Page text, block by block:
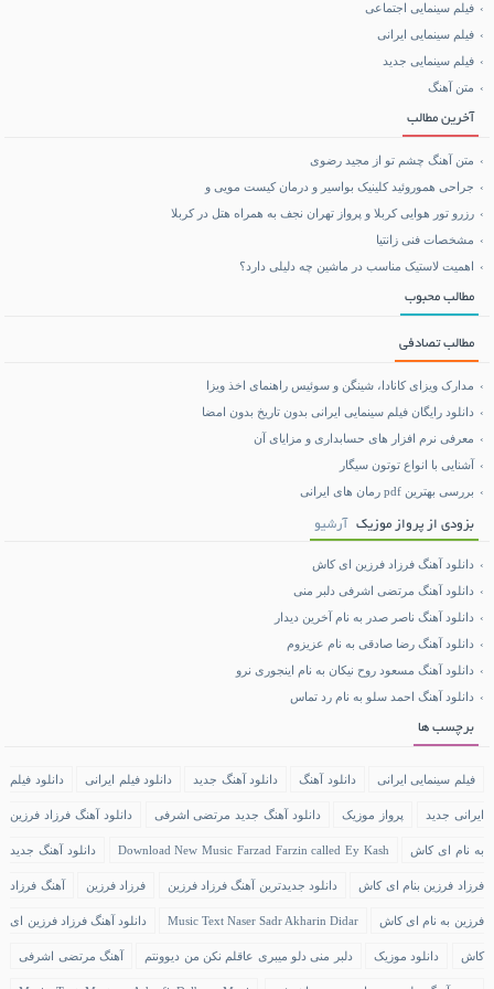
خرید بلیط هواپیما
بلیط هواپیما تهران مشهد
فیلم سینمایی اجتماعی
فیلم سینمایی ایرانی
فیلم سینمایی جدید
متن آهنگ
آخرین مطالب
متن آهنگ چشم تو از مجید رضوی
جراحی هموروئید کلینیک بواسیر و درمان کیست مویی و
رزرو تور هوایی کربلا و پرواز تهران نجف به همراه هتل در کربلا
مشخصات فنی زانتیا
اهمیت لاستیک مناسب در ماشین چه دلیلی دارد؟
مطالب محبوب
مطالب تصادفی
مدارک ویزای کانادا، شینگن و سوئیس راهنمای اخذ ویزا
دانلود رایگان فیلم سینمایی ایرانی بدون تاریخ بدون امضا
معرفی نرم افزار های حسابداری و مزایای آن
آشنایی با انواع توتون سیگار
بررسی بهترین pdf رمان های ایرانی
بزودی از پرواز موزیک آرشیو
دانلود آهنگ فرزاد فرزین ای کاش
دانلود آهنگ مرتضی اشرفی دلبر منی
دانلود آهنگ ناصر صدر به نام آخرین دیدار
دانلود آهنگ رضا صادقی به نام عزیزوم
دانلود آهنگ مسعود روح نیکان به نام اینجوری نرو
دانلود آهنگ احمد سلو به نام رد تماس
برچسب ها
فیلم سینمایی ایرانی دانلود آهنگ دانلود آهنگ جدید دانلود فیلم ایرانی دانلود فیلم
ایرانی جدید پرواز موزیک دانلود آهنگ جدید مرتضی اشرفی دانلود آهنگ فرزاد فرزین
به نام ای کاش Download New Music Farzad Farzin called Ey Kash دانلود آهنگ جدید
فرزاد فرزین بنام ای کاش دانلود جدیدترین آهنگ فرزاد فرزین فرزاد فرزین آهنگ فرزاد
فرزین به نام ای کاش Music Text Naser Sadr Akharin Didar دانلود آهنگ فرزاد فرزین ای
کاش دانلود موزیک دلبر منی دلو میبری عاقلم نکن من دیوونتم آهنگ مرتضی اشرفی